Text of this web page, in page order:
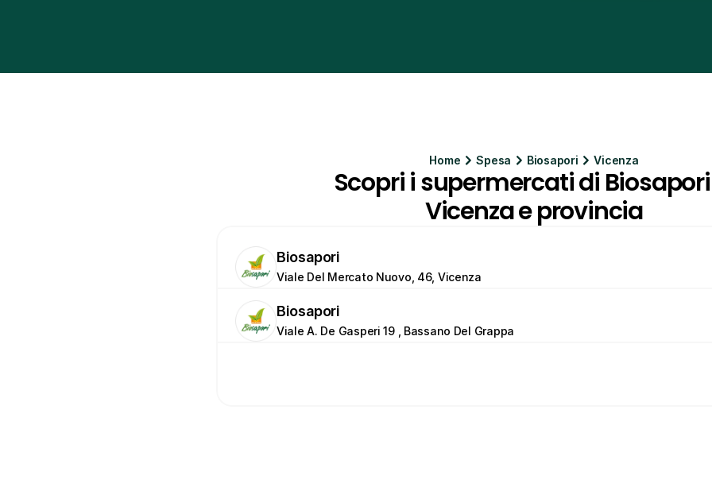
Home Spesa Biosapori Vicenza
Scopri i supermercati di
Vicenza e provincia
Biosapori
Viale Del Mercato Nuovo, 46, Vicenza
Biosapori
Viale A. De Gasperi 19 , Bassano Del Grappa